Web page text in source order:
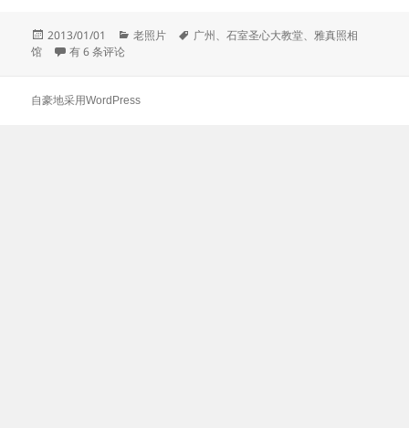
发
布
2013/01/01
分
老照片
标
广州、石室圣心大教堂、雅真照相
馆
广州石室圣心大教堂
有 6 条评论
自豪地采用WordPress